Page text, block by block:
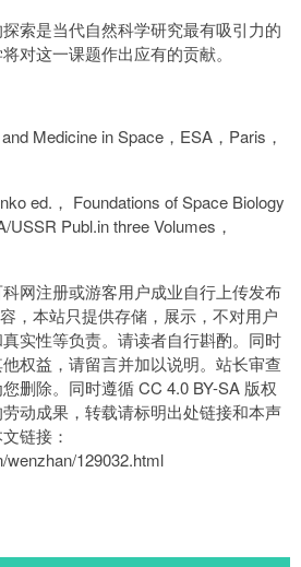
索是当代自然科学研究最有吸引力的
对这一课题作出应有的贡献。
Medicine in Space，ESA，Paris，
ed.， Foundations of Space Biology
Publ.in three Volumes，
网注册或游客用户成业自行上传发布
，本站只提供存储，展示，不对用户
实性等负责。请读者自行斟酌。同时
权益，请留言并加以说明。站长审查
删除。同时遵循 CC 4.0 BY-SA 版权
动成果，转载请标明出处链接和本声
链接：
wenzhan/129032.html